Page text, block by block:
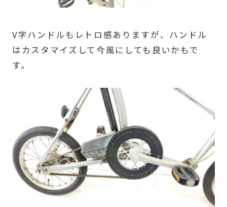
V字ハンドルもレトロ感ありますが、ハンドル
はカスタマイズして今風にしても良いかもで
す。